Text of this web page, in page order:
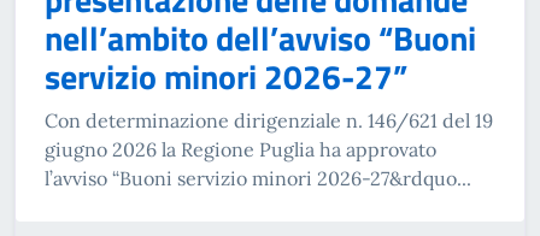
nell’ambito dell’avviso “Buoni
servizio minori 2026-27”
Con determinazione dirigenziale n. 146/621 del 19
giugno 2026 la Regione Puglia ha approvato
l’avviso “Buoni servizio minori 2026-27&rdquo...